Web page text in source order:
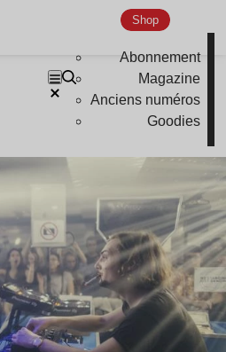
Shop
Abonnement
Magazine
Anciens numéros
Goodies